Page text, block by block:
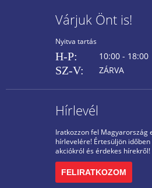
Várjuk Önt is!
Nyitva tartás
H-P: 10:00 - 18:00
SZ-V: ZÁRVA
Hírlevél
Iratkozzon fel Magyarország
hírlevelére! Értesüljön
akciókról és érdekes hírekről!
FELIRATKOZOM